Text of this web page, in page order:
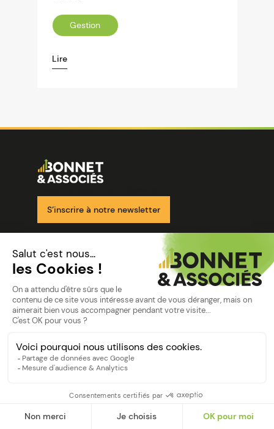
Gestion
Lire
Image
S’inscrire à notre newsletter
Nos solutions
Nos cabinets
Mon espace client
Politique de confidentialité
©Bonnet2023